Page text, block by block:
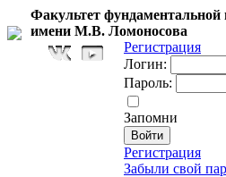
Факультет
имени М.В. Ломоносова
Регистрация
Логин:
Пароль:
Запомни
Регистрация
Забыли свой